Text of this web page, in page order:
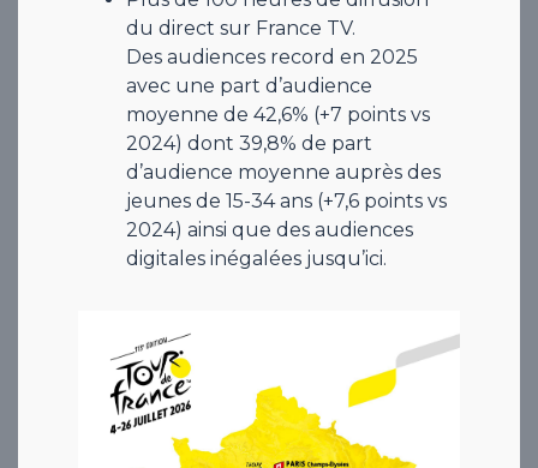
du direct sur France TV.
Des audiences record en 2025
avec une part d’audience
moyenne de 42,6% (+7 points vs
2024) dont 39,8% de part
d’audience moyenne auprès des
jeunes de 15-34 ans (+7,6 points vs
2024) ainsi que des audiences
digitales inégalées jusqu’ici.